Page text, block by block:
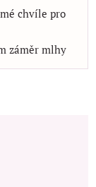
chvíle pro
záměr mlhy